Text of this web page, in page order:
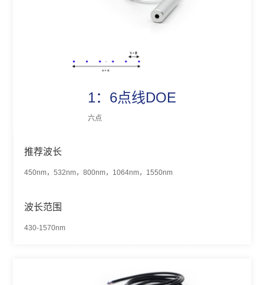
1：6点线DOE
六点
推荐波长
450nm，532nm，800nm，1064nm，1550nm
波长范围
430-1570nm